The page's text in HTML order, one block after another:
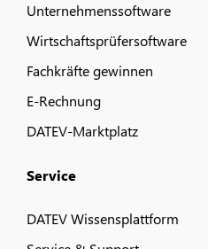
Unternehmenssoftware
Wirtschaftsprüfersoftware
Fachkräfte gewinnen
E-Rechnung
DATEV-Marktplatz
Service
DATEV Wissensplattform